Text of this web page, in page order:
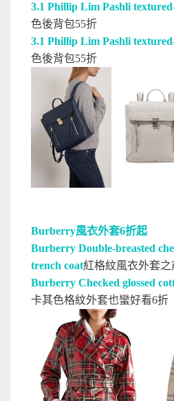
3.1 Phillip Lim Pashli
色後背包55折
3.1 Phillip Lim Pashli
色後背包55折
Burberry風衣外套6折起
Burberry Double-breasted
trench coat紅格紋風衣外套之
Burberry Checked glossed
卡其色格紋外套也蠻好看6折